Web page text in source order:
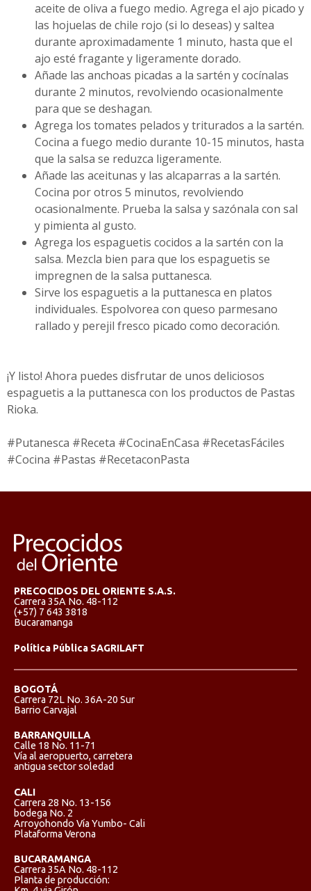
aceite de oliva a fuego medio. Agrega el ajo picado y
las hojuelas de chile rojo (si lo deseas) y saltea
durante aproximadamente 1 minuto, hasta que el
ajo esté fragante y ligeramente dorado.
Añade las anchoas picadas a la sartén y cocínalas
durante 2 minutos, revolviendo ocasionalmente
para que se deshagan.
Agrega los tomates pelados y triturados a la sartén.
Cocina a fuego medio durante 10-15 minutos, hasta
que la salsa se reduzca ligeramente.
Añade las aceitunas y las alcaparras a la sartén.
Cocina por otros 5 minutos, revolviendo
ocasionalmente. Prueba la salsa y sazónala con sal
y pimienta al gusto.
Agrega los espaguetis cocidos a la sartén con la
salsa. Mezcla bien para que los espaguetis se
impregnen de la salsa puttanesca.
Sirve los espaguetis a la puttanesca en platos
individuales. Espolvorea con queso parmesano
rallado y perejil fresco picado como decoración.
¡Y listo! Ahora puedes disfrutar de unos deliciosos
espaguetis a la puttanesca con los productos de Pastas
Rioka.
#Putanesca #Receta #CocinaEnCasa #RecetasFáciles
#Cocina #Pastas #RecetaconPasta
PRECOCIDOS DEL ORIENTE S.A.S.
Carrera 35A No. 48-112
(+57) 7 643 3818
Bucaramanga
Política Pública SAGRILAFT
BOGOTÁ
Carrera 72L No. 36A-20 Sur
Barrio Carvajal
BARRANQUILLA
Calle 18 No. 11-71
Vía al aeropuerto, carretera
antigua sector soledad
CALI
Carrera 28 No. 13-156
bodega No. 2
Arroyohondo Vía Yumbo- Cali
Plataforma Verona
BUCARAMANGA
Carrera 35A No. 48-112
Planta de producción: